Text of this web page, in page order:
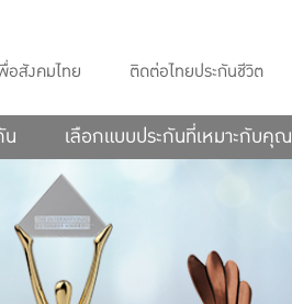
อสังคมไทย ติดต่อไทยประกันชีวิต
น เลือกแบบประกันที่เหมาะกับคุณ